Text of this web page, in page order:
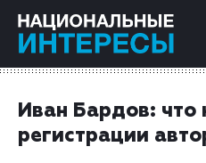
Иван Бардов: что
регистрации